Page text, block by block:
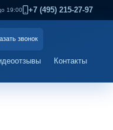
19:00 +7 (495) 215-27-97
звонок
Контакты